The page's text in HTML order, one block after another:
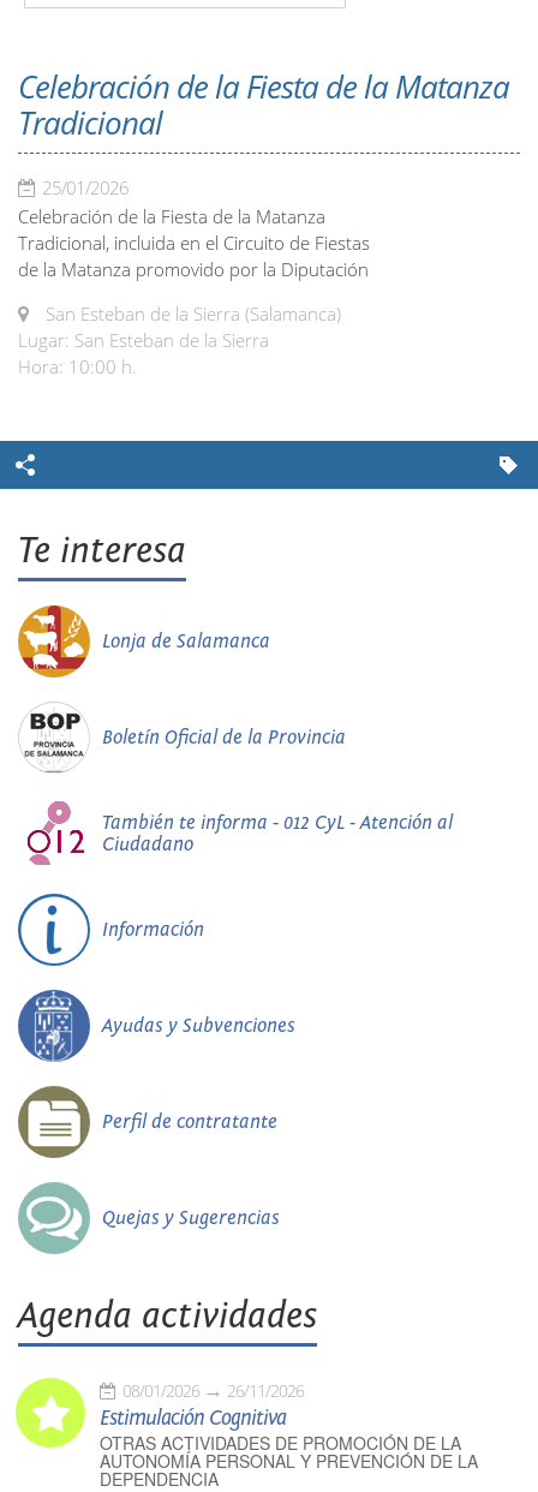
Celebración de la Fiesta de la Matanza
Tradicional
25/01/2026
Celebración de la Fiesta de la Matanza
Tradicional, incluida en el Circuito de Fiestas
de la Matanza promovido por la Diputación
San Esteban de la Sierra (Salamanca)
Lugar: San Esteban de la Sierra
Hora: 10:00 h.
Te interesa
Lonja de Salamanca
Boletín Oficial de la Provincia
También te informa - 012 CyL - Atención al
Ciudadano
Información
Ayudas y Subvenciones
Perfil de contratante
Quejas y Sugerencias
Agenda actividades
08/01/2026 26/11/2026
Estimulación Cognitiva
OTRAS ACTIVIDADES DE PROMOCIÓN DE LA
AUTONOMÍA PERSONAL Y PREVENCIÓN DE LA
DEPENDENCIA